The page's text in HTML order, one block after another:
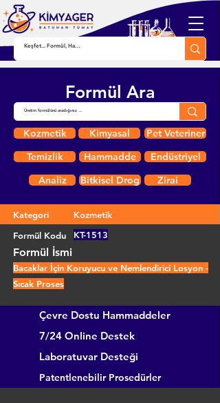
Formül Ara
Kozmetik Kimyasal
Pet Veteriner
Temizlik
Hammadde
Endüstriyel
Analiz
Bitkisel Drog Zirai
Kategori
Kozmetik
Formül Kodu
KT-1513
Formül İsmi
Bacaklar İçin Koruyucu ve Nemlendirici Losyon -
Sıcak Proses
Çevre Dostu Hammaddeler
7/24 Online Destek
Laboratuvar Desteği
Patentlenebilir Prosedürler